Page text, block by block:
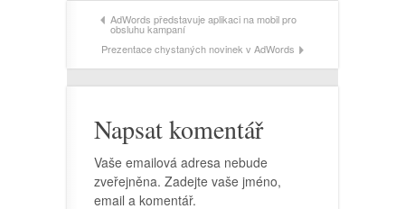
AdWords představuje aplikaci na mobil pro
obsluhu kampaní
Prezentace chystaných novinek v AdWords
Napsat komentář
Vaše emailová adresa nebude
zveřejněna. Zadejte vaše jméno,
email a komentář.